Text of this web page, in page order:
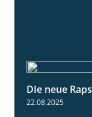
DIe neue
22.08.2025